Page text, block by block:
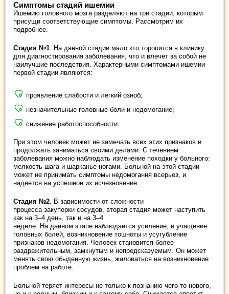
Симптомы стадий ишемии
Ишемию головного мозга разделяют на три стадии, которым
присущи соответствующие симптомы. Рассмотрим их
подробнее.
Стадия №1. На данной стадии мало кто торопится в клинику
для диагностирования заболевания, что и влечет за собой не
наилучшие последствия. Характерными симптомами ишемии
первой стадии являются:
проявление слабости и легкий озноб;
незначительные головные боли и недомогание;
снижение работоспособности.
При этом человек может не замечать всех этих признаков и
продолжать заниматься своими делами. С течением
заболевания можно наблюдать изменение походки у больного:
мелкость шага и шарканье ногами. Больной на этой стадии
может не принимать симптомы недомогания всерьез, и
надеется на успешное их исчезновение.
Стадия №2. В зависимости от сложности
процесса закупорки сосудов, вторая стадия может наступить
как на 3–4 день, так и на 3–4
неделе. На данном этапе наблюдается усиление, и учащение
головных болей, возникновение тошноты и усугубление
признаков недомогания. Человек становится более
раздражительным, замкнутым и непредсказуемым. Он может
менять свою обыденную жизнь, жаловаться на возникновение
проблем на работе.
Больной теряет интересы не только к познанию чего-то нового,